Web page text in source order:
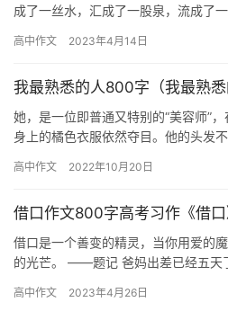
成了一丝水，汇成了一股泉，流成了
释着…
高中作文 2023年4月14日
我最熟悉的人800字（我最熟悉
她，是一位即普通又特别的“美容师”
身上的橘色衣服依然夺目。他的头发
…
高中作文 2022年10月20日
借口作文800字高考习作《借口
借口是一个善变的精灵，当你用爱的
的光芒。 ——题记 爸妈出差已经五天
点，…
高中作文 2023年4月26日